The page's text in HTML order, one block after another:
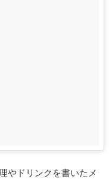
やドリンクを書いたメ